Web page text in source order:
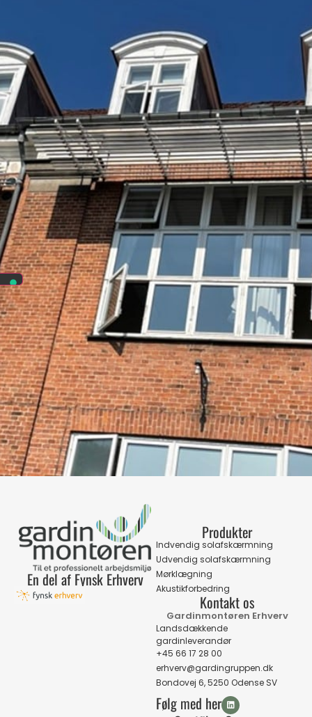
En del af Fynsk Erhverv
Produkter
Indvendig solafskærmning
Udvendig solafskærmning
Mørklægning
Akustikforbedring
Kontakt os
Gardinmontøren Erhverv
Landsdækkende
gardinleverandør
+45 66 17 28 00
erhverv@gardingruppen.dk
Bondovej 6, 5250 Odense SV
Følg med her